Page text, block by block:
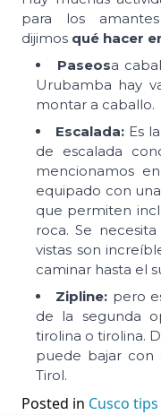
para los
dijimos qué hacer
Paseosa
Urubamba hay
montar a caballo.
Escalada: Es
de escalada
mencionamos
equipado con
que permiten
roca. Se
vistas son
caminar hasta el
Zipline: pero
de la segunda
tirolina o tirolina.
puede bajar con
Tirol.
Posted in Cusco tips